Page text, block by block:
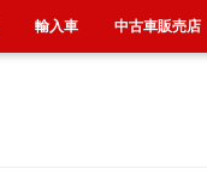
輸入車 中古車販売店